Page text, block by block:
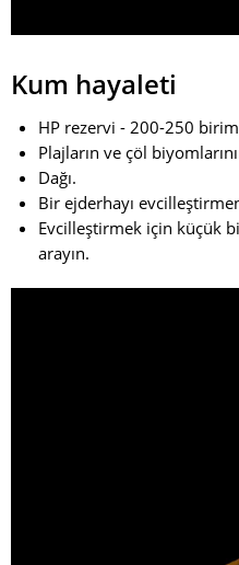
Kum hayaleti
HP rezervi - 200-250
Plajların ve çöl
Dağı.
Bir ejderhayı
Evcilleştirmek için küçük
arayın.